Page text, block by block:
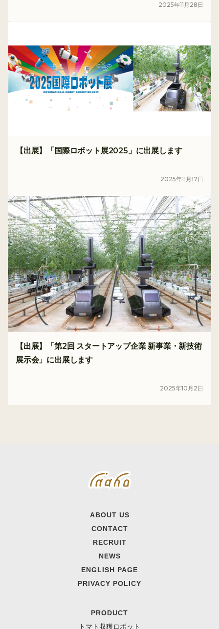
2025年11 月 28 日
【出展】「国際ロボット展2025」に出展します
2025年11 月17日
【出展】「第2回 スタートアップ企業 新事業・新技術
展示会」に出展します
2025年10 月 2 日
ABOUT US
CONTACT
RECRUIT
NEWS
ENGLISH PAGE
PRIVACY POLICY
PRODUCT
トマト収穫ロボット